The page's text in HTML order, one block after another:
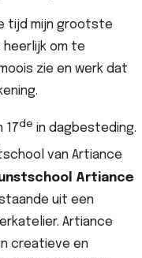
tijd mijn grootste
heerlijk om te
zie en werk dat
17de in dagbesteding.
van Artiance
Artiance
uit een
Artiance
creatieve en